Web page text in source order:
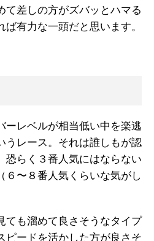
て差しの方がズバッとハマる
有力な一頭だと思います。
ーレベルが相当低い中を楽逃
うレース。それは誰しもが認
恐らく３番人気にはならない
６〜８番人気くらいな気がし
ても溜めて良さそうなタイプ
ピードを活かした方が良さそ